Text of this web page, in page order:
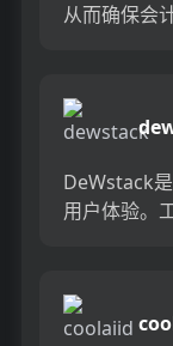
从而确保会
DeWstack
用户体验。